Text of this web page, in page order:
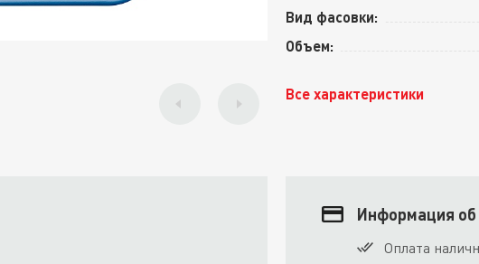
Вид фасовки:
Объем:
Все характеристики
Информация
Оплата